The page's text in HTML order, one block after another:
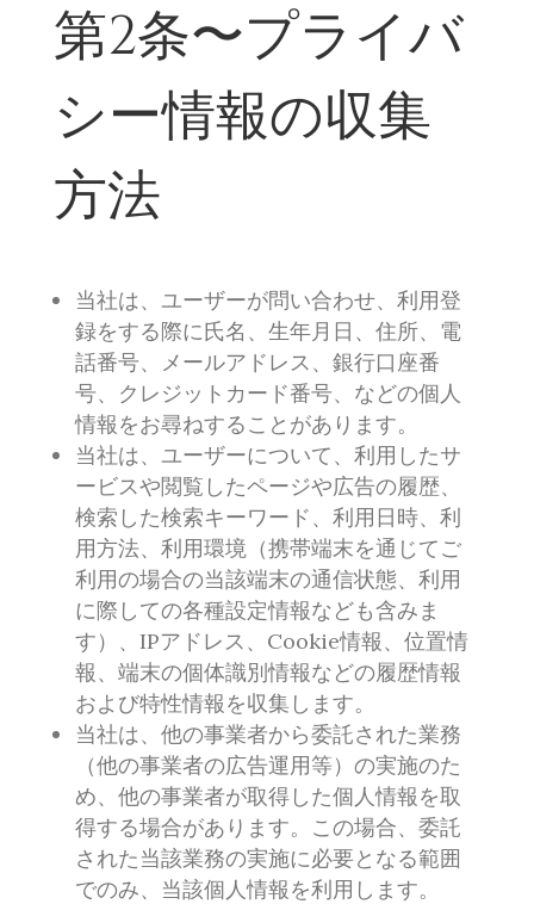
第2条〜プライバ
シー情報の収集
方法
当社は、ユーザーが問い合わせ、利用登
録をする際に氏名、生年月日、住所、電
話番号、メールアドレス、銀行口座番
号、クレジットカード番号、などの個人
情報をお尋ねすることがあります。
当社は、ユーザーについて、利用したサ
ービスや閲覧したページや広告の履歴、
検索した検索キーワード、利用日時、利
用方法、利用環境（携帯端末を通じてご
利用の場合の当該端末の通信状態、利用
に際しての各種設定情報なども含みま
す）、IPアドレス、Cookie情報、位置情
報、端末の個体識別情報などの履歴情報
および特性情報を収集します。
当社は、他の事業者から委託された業務
（他の事業者の広告運用等）の実施のた
め、他の事業者が取得した個人情報を取
得する場合があります。この場合、委託
された当該業務の実施に必要となる範囲
でのみ、当該個人情報を利用します。